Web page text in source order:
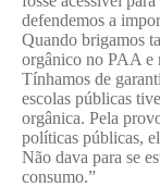
defendemos a
Quando brigamos
orgânico no PAA e
Tínhamos de
escolas públicas
orgânica. Pela
políticas públicas,
Não dava para se
consumo.”